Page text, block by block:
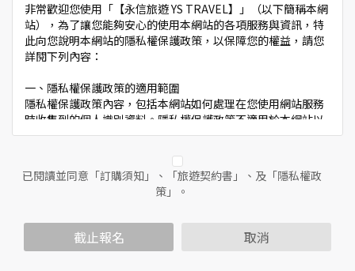
非常歡迎您使用「【永信旅遊 YS TRAVEL】」（以下簡稱本網
站），為了讓您能夠安心的使用本網站的各項服務與資訊，特
此向您說明本網站的隱私權保護政策，以保障您的權益，請您
詳閱下列內容：
一、隱私權保護政策的適用範圍
隱私權保護政策內容，包括本網站如何處理在您使用網站服務
時收集到的個人識別資料。隱私權保護政策不適用於本網站以
外的相關連結網站，也不適用於非本網站所委託或參與管理的
二、個人資料的蒐集、處理及利用方式
當您造訪本網站或使用本網站所提供之功能服務時，我們將視
範圍內處理及利用您的個人資料；非經您書面同意，本網站不
會將個人資料用於其他用途。
已閱讀並同意「訂購須知」、「旅遊契約書」、及「隱私權政
策」。
截止報名 取消